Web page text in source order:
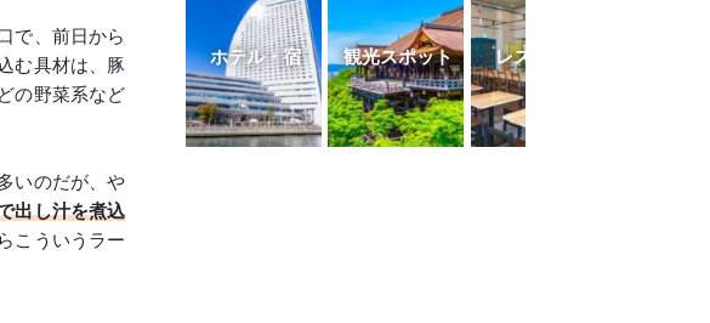
で、前日から
む具材は、豚
の野菜系など
いのだが、や
出し汁を煮込
こういうラー
ホテル・宿 観光スポット レストラン